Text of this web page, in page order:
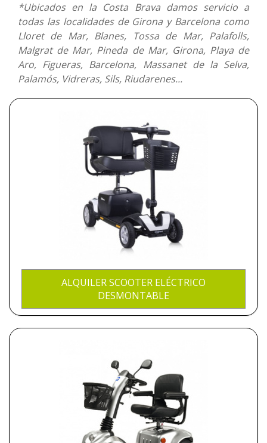
*Ubicados en la Costa Brava damos servicio a
todas las localidades de Girona y Barcelona como
Lloret de Mar, Blanes, Tossa de Mar, Palafolls,
Malgrat de Mar, Pineda de Mar, Girona, Playa de
Aro, Figueras, Barcelona, Massanet de la Selva,
Palamós, Vidreras, Sils, Riudarenes...
ALQUILER SCOOTER ELÉCTRICO
DESMONTABLE